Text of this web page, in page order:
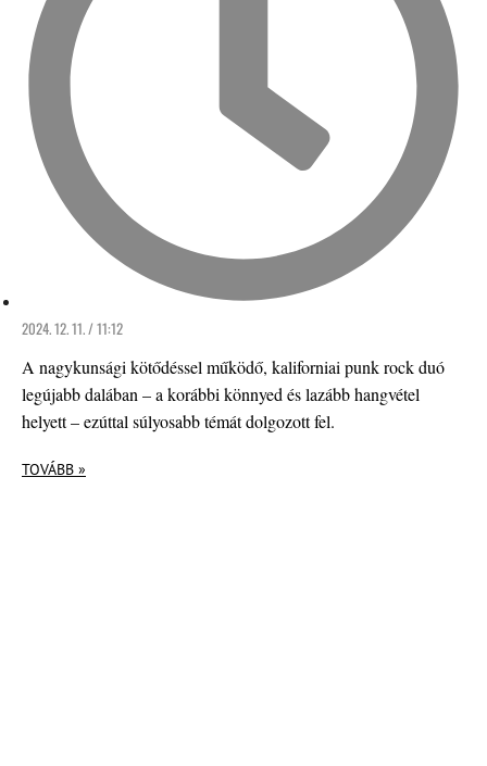
2024. 12. 11. / 11:12
A nagykunsági kötődéssel működő, kaliforniai punk rock duó
legújabb dalában – a korábbi könnyed és lazább hangvétel
helyett – ezúttal súlyosabb témát dolgozott fel.
TOVÁBB »